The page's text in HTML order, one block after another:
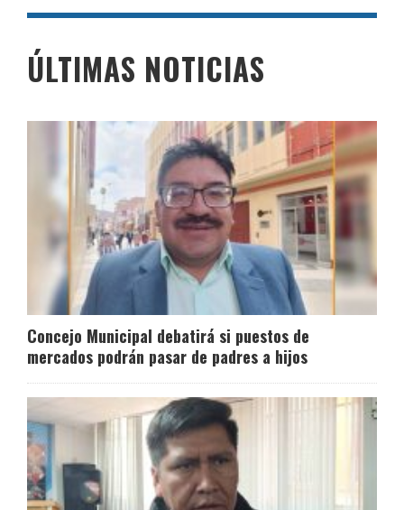
ÚLTIMAS NOTICIAS
Concejo Municipal debatirá si puestos de
mercados podrán pasar de padres a hijos